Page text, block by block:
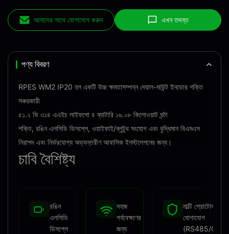
আমাদের সাথে যোগাযোগ করুন এখন তদন্ত
পণ্য বিবরণ
RPES WM2 IP20 হল একটি উচ্চ ক্ষমতাসম্পন্ন দেয়াল-মাউন্ট ইনডোর শক্তি
সঞ্চয়কারী
৫১.২ ভি ৩১৪ এএইচ লাইফপো ৪ ব্যাটারি ১৬.০৮ কিলোওয়াট ঘন্টা
শক্তি, রঙিন এলসিডি ডিসপ্লে, ওয়াইফাই/ব্লুটুথ সংযোগ এবং বুদ্ধিমান বিএমএস
নিরাপদ এবং নির্ভরযোগ্য অভ্যন্তরীণ আবাসিক ইনস্টলেশনের জন্য।
চাবিবৈশিষ্ট্য
রঙিন
এলসিডি
ডিসপ্লে
সহজ
পর্যবেক্ষণের
জন্য
মাল্টি প্রোটোকল
যোগাযোগ
(RS485/CAN)